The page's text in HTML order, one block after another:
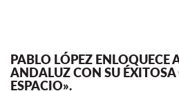
PABLO LÓPEZ ENLOQUECE
ANDALUZ CON SU ÉXITOSA
ESPACIO».